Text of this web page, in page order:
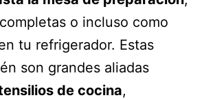
o incluso como
tu refrigerador. Estas
son grandes aliadas
de cocina,